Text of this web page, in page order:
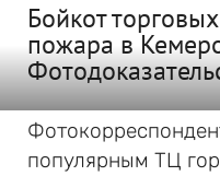
Бойкот
пожара в
популярным ТЦ